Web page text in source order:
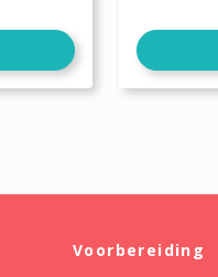
Voorbereiding